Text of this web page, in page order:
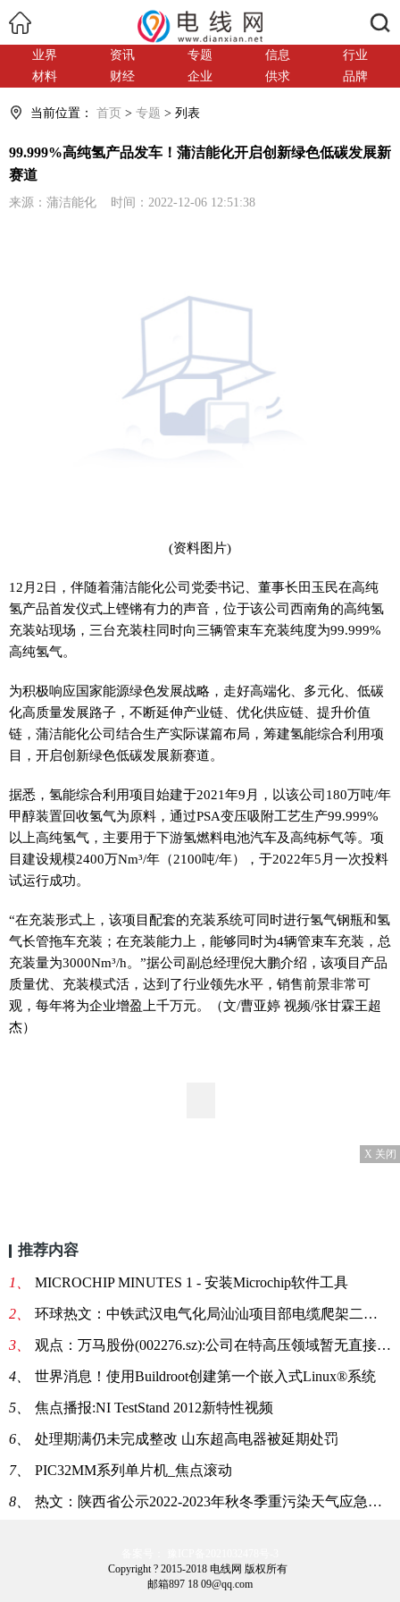
业界 资讯 专题 信息
行业
材料
财经 企业 供求 品牌
当前位置： 首页 > 专题 > 列表
99.999%高纯氢产品发车！蒲洁能化开启创新绿色低碳发展新
赛道
来源：蒲洁能化 时间：2022-12-06 12:51:38
(资料图片)
12月2日，伴随着蒲洁能化公司党委书记、董事长田玉民在高纯
氢产品首发仪式上铿锵有力的声音，位于该公司西南角的高纯氢
充装站现场，三台充装柱同时向三辆管束车充装纯度为99.999%
高纯氢气。
为积极响应国家能源绿色发展战略，走好高端化、多元化、低碳
化高质量发展路子，不断延伸产业链、优化供应链、提升价值
链，蒲洁能化公司结合生产实际谋篇布局，筹建氢能综合利用项
目，开启创新绿色低碳发展新赛道。
据悉，氢能综合利用项目始建于2021年9月，以该公司180万吨/年
甲醇装置回收氢气为原料，通过PSA变压吸附工艺生产99.999%
以上高纯氢气，主要用于下游氢燃料电池汽车及高纯标气等。项
目建设规模2400万Nm³/年（2100吨/年），于2022年5月一次投料
试运行成功。
“在充装形式上，该项目配套的充装系统可同时进行氢气钢瓶和氢
气长管拖车充装；在充装能力上，能够同时为4辆管束车充装，总
充装量为3000Nm³/h。”据公司副总经理倪大鹏介绍，该项目产品
质量优、充装模式活，达到了行业领先水平，销售前景非常可
观，每年将为企业增盈上千万元。（文/曹亚婷 视频/张甘霖王超
杰）
X 关闭
推荐内容
1、 MICROCHIP MINUTES 1 - 安装Microchip软件工具
2、 环球热文：中铁武汉电气化局汕汕项目部电缆爬架二次询价采购
3、 观点：万马股份(002276.sz):公司在特高压领域暂无直接相关的产品
4、 世界消息！使用Buildroot创建第一个嵌入式Linux®系统
5、 焦点播报:NI TestStand 2012新特性视频
6、 处理期满仍未完成整改 山东超高电器被延期处罚
7、 PIC32MM系列单片机_焦点滚动
8、 热文：陕西省公示2022-2023年秋冬季重污染天气应急减排清单中首批B级及以上企业
Copyright ? 2015-2018 电线网 版权所有
邮箱897 18 09@qq.com